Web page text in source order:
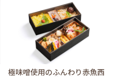
極味噌使用のふんわり赤魚西